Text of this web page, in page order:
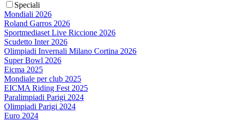
Speciali
Mondiali 2026
Roland Garros 2026
Sportmediaset Live Riccione 2026
Scudetto Inter 2026
Olimpiadi Invernali Milano Cortina 2026
Super Bowl 2026
Eicma 2025
Mondiale per club 2025
EICMA Riding Fest 2025
Paralimpiadi Parigi 2024
Olimpiadi Parigi 2024
Euro 2024